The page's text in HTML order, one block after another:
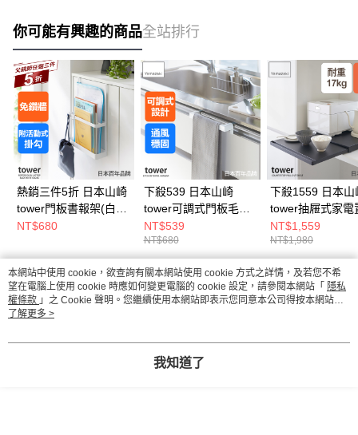
你可能有興趣的商品全站排行
熱銷三件5折 日本山崎
tower門板書報架(白)/
門板架/書架/門後收納
NT$680
下殺539 日本山崎
tower可調式門板毛巾
架(白)/門板架/毛巾掛
架/門板收納
NT$539
NT$680
下殺1559 日本山
tower抽屜式家電
架(黑)/電器架/廚
納架/廚房收納
NT$1,559
NT$1,980
熱門標籤
本網站中使用 cookie，欲查詢有關本網站使用 cookie 方式之詳情，及若您不希
望在電腦上使用 cookie 時應如何變更電腦的 cookie 設定，請參閱本網站「 隱私
權條款 」之 Cookie 聲明。您繼續使用本網站即表示您同意本公司得按本網站使
用條款之 Cookie 聲明使用 cookie。
了解更多 >
我知道了